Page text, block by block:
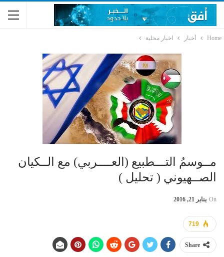
Home أخبار اخبار محلية
مــوسمُ التـــطبيع (العــــربي) مع الــكيان
الصــهيوني ( تحليل )
On يناير 21, 2016
719
Share